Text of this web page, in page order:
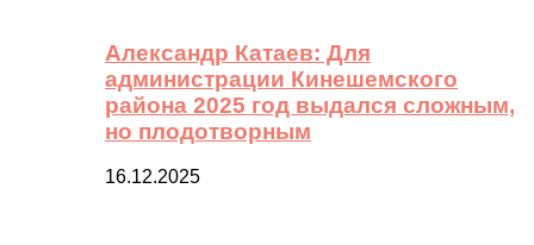
Александр Катаев: Для
администрации Кинешемского
района 2025 год выдался сложным,
но плодотворным
16.12.2025